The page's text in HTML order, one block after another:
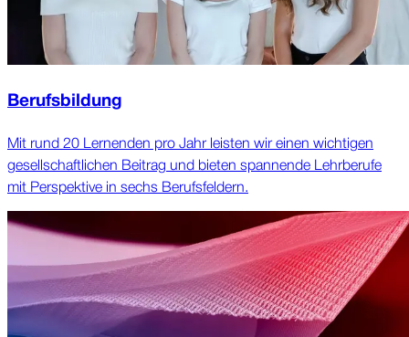
Berufsbildung
Mit rund 20 Lernenden pro Jahr leisten wir einen wichtigen
gesellschaftlichen Beitrag und bieten spannende Lehrberufe
mit Perspektive in sechs Berufsfeldern.